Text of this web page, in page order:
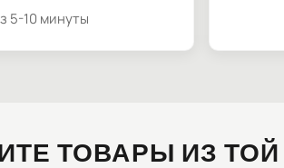
5-10 минуты
ТОВАРЫ ИЗ